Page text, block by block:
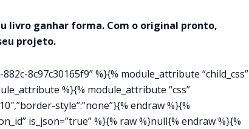
livro ganhar forma. Com o original pronto,
projeto.
8c97c30165f9” %}{% module_attribute “child_css”
%}{% module_attribute “css”
style”:”none”}{% endraw %}{%
is_json=”true” %}{% raw %}null{% endraw %}{%